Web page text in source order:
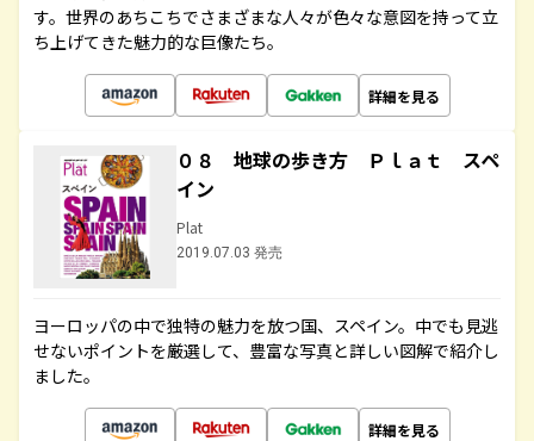
す。世界のあちこちでさまざまな人々が色々な意図を持って立
ち上げてきた魅力的な巨像たち。
詳細を見る
０８ 地球の歩き方 Ｐｌａｔ スペ
イン
Plat
2019.07.03 発売
ヨーロッパの中で独特の魅力を放つ国、スペイン。中でも見逃
せないポイントを厳選して、豊富な写真と詳しい図解で紹介し
ました。
詳細を見る